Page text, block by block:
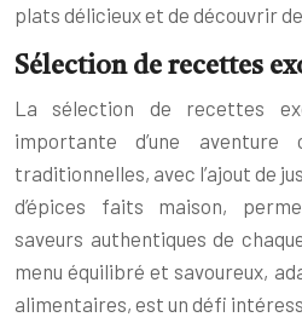
plats délicieux et de découvrir
Sélection de recettes
La sélection de recettes
importante d’une
traditionnelles, avec l’ajout de
d’épices faits maison,
saveurs authentiques de
menu équilibré et savoureux,
alimentaires, est un défi